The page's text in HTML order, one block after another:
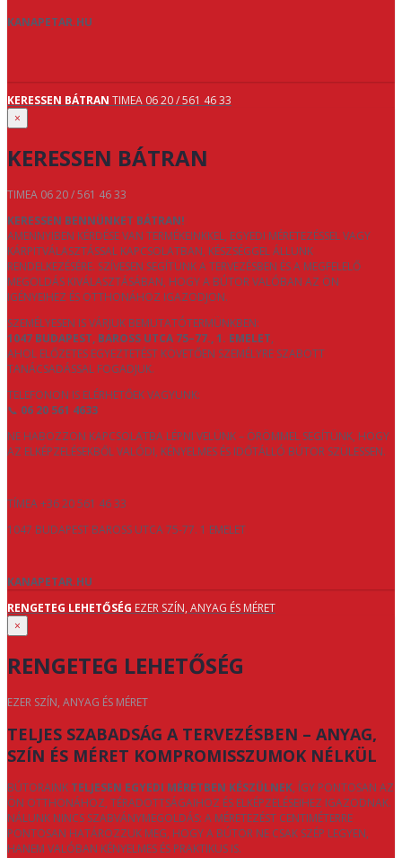
KANAPETAR.HU
KERESSEN BÁTRAN TIMEA 06 20 / 561 46 33
×
KERESSEN BÁTRAN
TIMEA 06 20 / 561 46 33
KERESSEN BENNÜNKET BÁTRAN!
AMENNYIBEN KÉRDÉSE VAN TERMÉKEINKKEL, EGYEDI MÉRETEZÉSSEL VAGY
KÁRPITVÁLASZTÁSSAL KAPCSOLATBAN, KÉSZSÉGGEL ÁLLUNK
RENDELKEZÉSÉRE. SZÍVESEN SEGÍTÜNK A TERVEZÉSBEN ÉS A MEGFELELŐ
MEGOLDÁS KIVÁLASZTÁSÁBAN, HOGY A BÚTOR VALÓBAN AZ ÖN
IGÉNYEIHEZ ÉS OTTHONÁHOZ IGAZODJON.
SZEMÉLYESEN IS VÁRJUK BEMUTATÓTERMÜNKBEN:
1047 BUDAPEST, BAROSS UTCA 75–77., 1. EMELET,
AHOL ELŐZETES EGYEZTETÉST KÖVETŐEN SZEMÉLYRE SZABOTT
TANÁCSADÁSSAL FOGADJUK.
TELEFONON IS ELÉRHETŐEK VAGYUNK:
📞 06 20 561 4633
NE HABOZZON KAPCSOLATBA LÉPNI VELÜNK – ÖRÖMMEL SEGÍTÜNK, HOGY
AZ ELKÉPZELÉSEKBŐL VALÓDI, KÉNYELMES ÉS IDŐTÁLLÓ BÚTOR SZÜLESSEN.
TÍMEA +36 20 561 46 33
1047 BUDAPEST BAROSS UTCA 75-77. 1 EMELET
KANAPETAR.HU
RENGETEG LEHETŐSÉG EZER SZÍN, ANYAG ÉS MÉRET
×
RENGETEG LEHETŐSÉG
EZER SZÍN, ANYAG ÉS MÉRET
TELJES SZABADSÁG A TERVEZÉSBEN – ANYAG,
SZÍN ÉS MÉRET KOMPROMISSZUMOK NÉLKÜL
BÚTORAINK TELJESEN EGYEDI MÉRETBEN KÉSZÜLNEK, ÍGY PONTOSAN AZ
ÖN OTTHONÁHOZ, TÉRADOTTSÁGAIHOZ ÉS ELKÉPZELÉSEIHEZ IGAZODNAK.
NÁLUNK NINCS SZABVÁNYMEGOLDÁS: A MÉRETEZÉST CENTIMÉTERRE
PONTOSAN HATÁROZZUK MEG, HOGY A BÚTOR NE CSAK SZÉP LEGYEN,
HANEM VALÓBAN KÉNYELMES ÉS PRAKTIKUS IS.